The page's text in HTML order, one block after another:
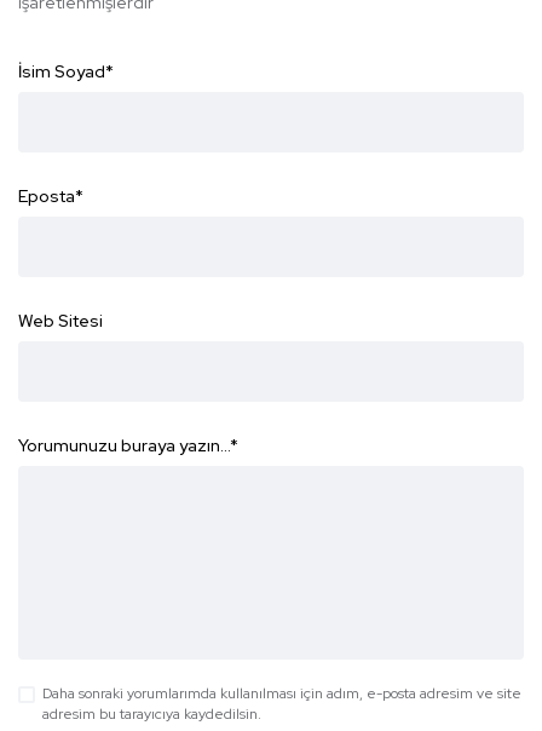
İsim Soyad*
Eposta*
Web Sitesi
Yorumunuzu buraya yazın...*
Daha sonraki yorumlarımda kullanılması için adım, e-posta adresim ve site
adresim bu tarayıcıya kaydedilsin.